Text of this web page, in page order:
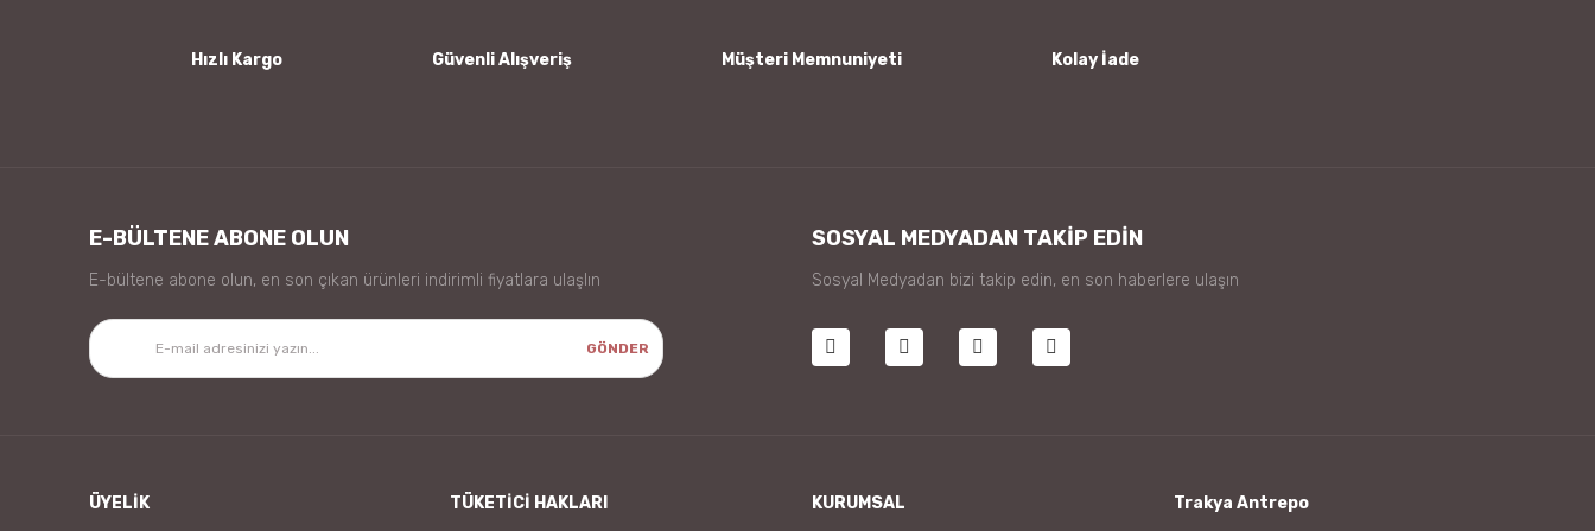
Hızlı Kargo Güvenli Alışveriş Müşteri Memnuniyeti Kolay İade
E-BÜLTENE ABONE OLUN
E-bültene abone olun, en son çıkan ürünleri indirimli fiyatlara ulaşlın
GÖNDER
SOSYAL MEDYADAN TAKİP EDİN
Sosyal Medyadan bizi takip edin, en son haberlere ulaşın
ÜYELİK TÜKETİCİ HAKLARI KURUMSAL Trakya Antrepo